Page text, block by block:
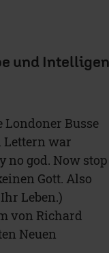
und
Busse
Lettern war
no god. Now stop
Gott. Also
Leben.)
von Richard
Neuen